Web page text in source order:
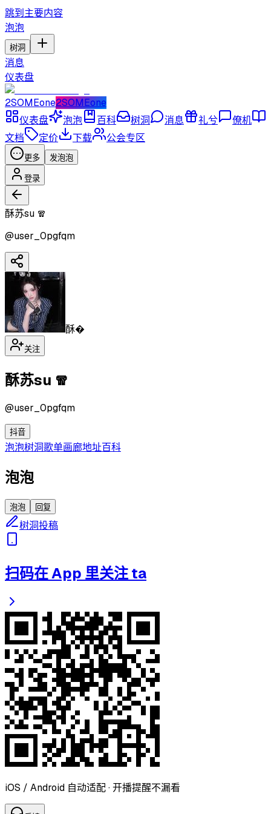
跳到主要内容
泡泡
树洞
消息
仪表盘
2SOMEone2SOMEone
仪表盘
泡泡 百科 树洞 消息 礼兮
僚机
文档
定价 下载 公会专区
更多 发泡泡
登录
酥苏su 🧣
@user_0pgfqm
酥�
关注
酥苏su 🧣
@user_0pgfqm
抖音
泡泡树洞歌单画廊地址百科
泡泡
泡泡 回复
树洞投稿
扫码在 App 里关注 ta
iOS / Android 自动适配 · 开播提醒不漏看